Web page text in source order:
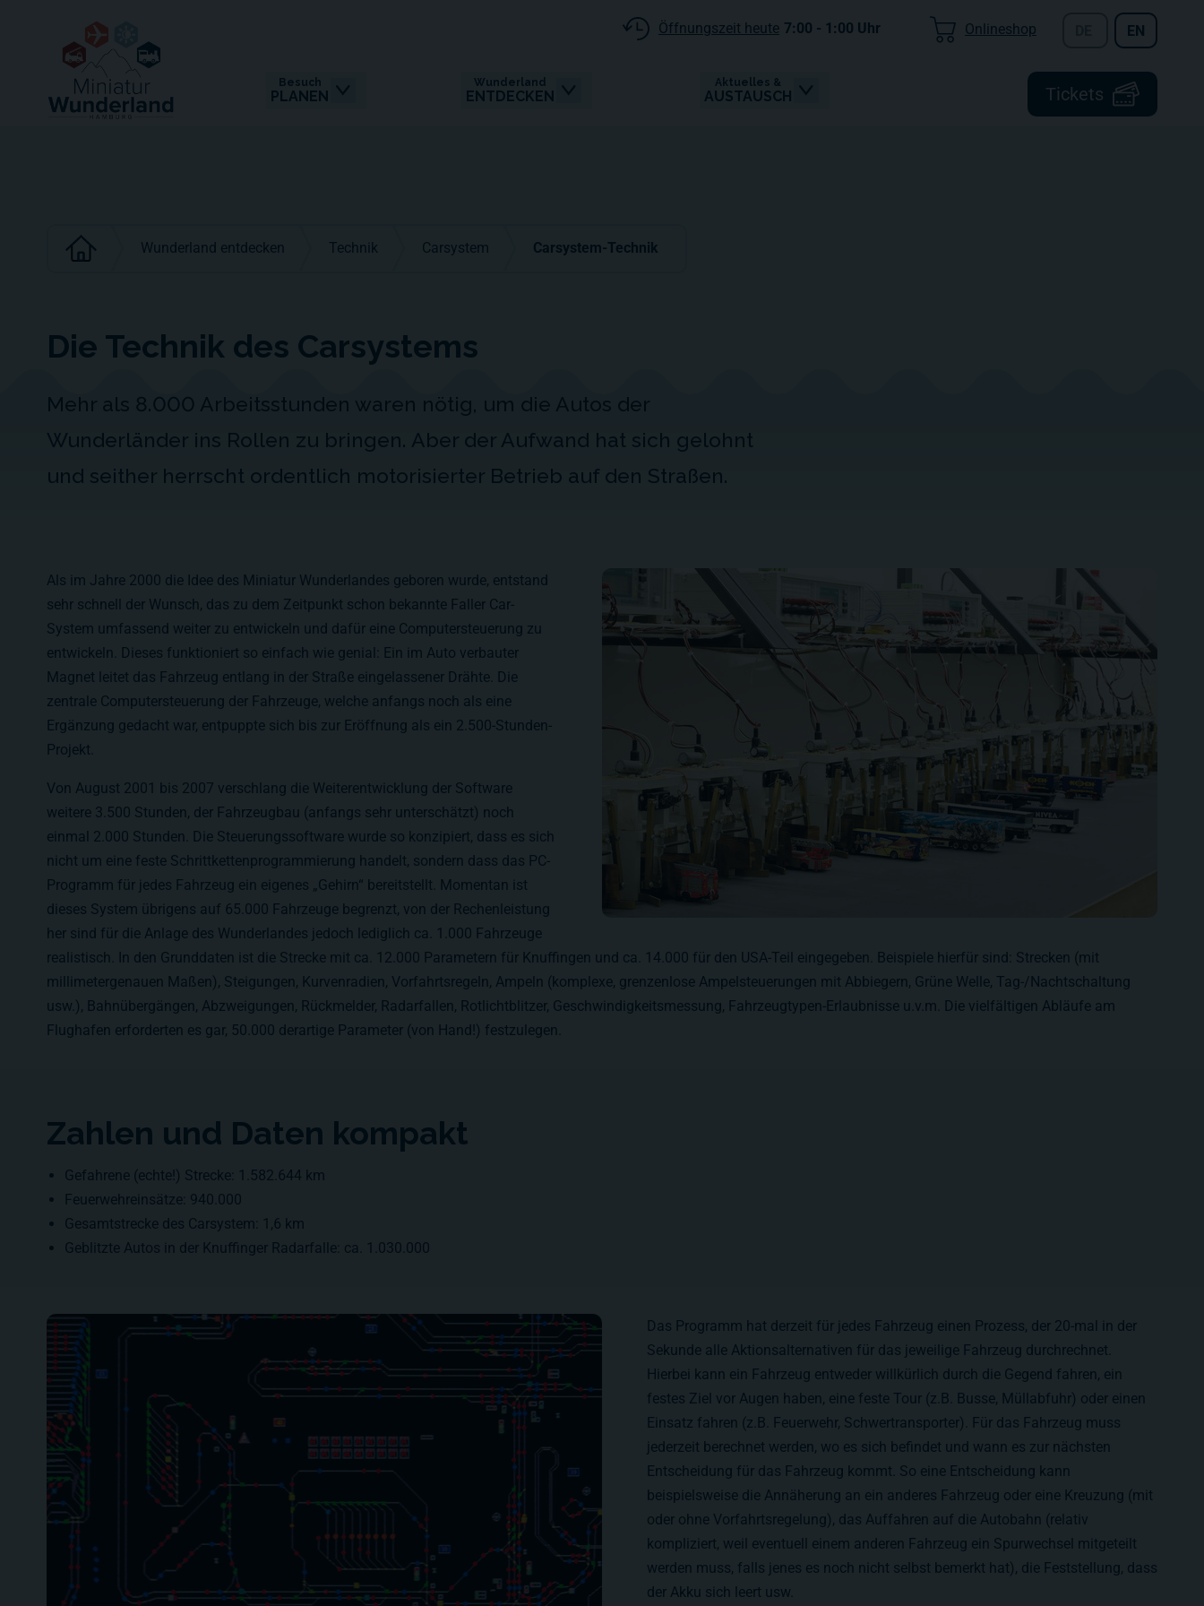
Tickets
Besuch
PLANEN
Wunderland
ENTDECKEN
Aktuelles &
AUSTAUSCH
Öffnungszeit heute 7:00 - 1:00 Uhr Onlineshop EN
Wunderland entdecken Technik Carsystem Carsystem-Technik
Die Technik des Carsystems
Mehr als 8.000 Arbeitsstunden waren nötig, um die Autos der
Wunderländer ins Rollen zu bringen. Aber der Aufwand hat sich gelohnt
und seither herrscht ordentlich motorisierter Betrieb auf den Straßen.
Als im Jahre 2000 die Idee des Miniatur Wunderlandes geboren wurde, entstand
sehr schnell der Wunsch, das zu dem Zeitpunkt schon bekannte Faller Car-
System umfassend weiter zu entwickeln und dafür eine Computersteuerung zu
entwickeln. Dieses funktioniert so einfach wie genial: Ein im Auto verbauter
Magnet leitet das Fahrzeug entlang in der Straße eingelassener Drähte. Die
zentrale Computersteuerung der Fahrzeuge, welche anfangs noch als eine
Ergänzung gedacht war, entpuppte sich bis zur Eröffnung als ein 2.500-Stunden-
Projekt.
Von August 2001 bis 2007 verschlang die Weiterentwicklung der Software
weitere 3.500 Stunden, der Fahrzeugbau (anfangs sehr unterschätzt) noch
einmal 2.000 Stunden. Die Steuerungssoftware wurde so konzipiert, dass es sich
nicht um eine feste Schrittkettenprogrammierung handelt, sondern dass das PC-
Programm für jedes Fahrzeug ein eigenes „Gehirn“ bereitstellt. Momentan ist
dieses System übrigens auf 65.000 Fahrzeuge begrenzt, von der Rechenleistung
her sind für die Anlage des Wunderlandes jedoch lediglich ca. 1.000 Fahrzeuge
realistisch. In den Grunddaten ist die Strecke mit ca. 12.000 Parametern für Knuffingen und ca. 14.000 für den USA-Teil eingegeben. Beispiele hierfür sind: Strecken (mit
millimetergenauen Maßen), Steigungen, Kurvenradien, Vorfahrtsregeln, Ampeln (komplexe, grenzenlose Ampelsteuerungen mit Abbiegern, Grüne Welle, Tag-/Nachtschaltung
usw.), Bahnübergängen, Abzweigungen, Rückmelder, Radarfallen, Rotlichtblitzer, Geschwindigkeitsmessung, Fahrzeugtypen-Erlaubnisse u.v.m. Die vielfältigen Abläufe am
Flughafen erforderten es gar, 50.000 derartige Parameter (von Hand!) festzulegen.
Zahlen und Daten kompakt
Gefahrene (echte!) Strecke: 1.582.644 km
Feuerwehreinsätze: 940.000
Gesamtstrecke des Carsystem:
1,6 km
Geblitzte Autos in der Knuffinger Radarfalle: ca. 1.030.000
Das Programm hat derzeit für jedes Fahrzeug einen Prozess, der 20-mal in der
Sekunde alle Aktionsalternativen für das jeweilige Fahrzeug durchrechnet.
Hierbei kann ein Fahrzeug entweder willkürlich durch die Gegend fahren, ein
festes Ziel vor Augen haben, eine feste Tour (z.B. Busse, Müllabfuhr) oder einen
Einsatz fahren (z.B. Feuerwehr, Schwertransporter). Für das Fahrzeug muss
jederzeit berechnet werden, wo es sich befindet und wann es zur nächsten
Entscheidung für das Fahrzeug kommt. So eine Entscheidung kann
beispielsweise die Annäherung an ein anderes Fahrzeug oder eine Kreuzung (mit
oder ohne Vorfahrtsregelung), das Auffahren auf die Autobahn (relativ
kompliziert, weil eventuell einem anderen Fahrzeug ein Spurwechsel mitgeteilt
werden muss, falls jenes es noch nicht selbst bemerkt hat), die Feststellung, dass
der Akku sich leert usw.